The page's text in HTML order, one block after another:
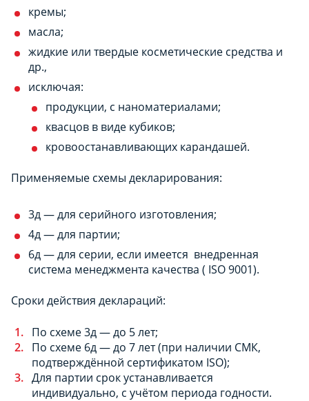
кремы;
масла;
жидкие или твердые косметические средства и
др.,
исключая:
продукции, с наноматериалами;
квасцов в виде кубиков;
кровоостанавливающих карандашей.
Применяемые схемы декларирования:
3д — для серийного изготовления;
4д — для партии;
6д — для серии, если имеется внедренная
система менеджмента качества ( ISO 9001).
Сроки действия деклараций:
По схеме 3д — до 5 лет;
По схеме 6д — до 7 лет (при наличии СМК,
подтверждённой сертификатом ISO);
Для партии срок устанавливается
индивидуально, с учётом периода годности.